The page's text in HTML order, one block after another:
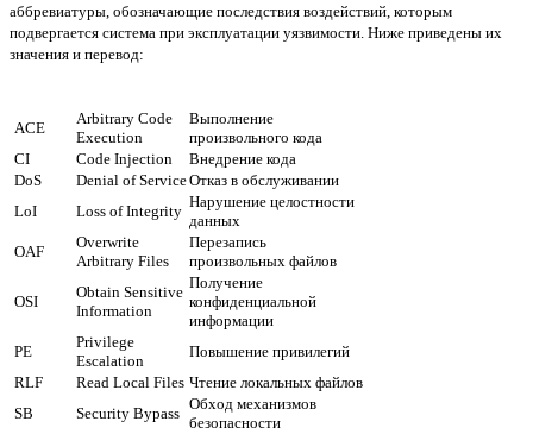
аббревиатуры, обозначающие последствия воздействий, которым
подвергается система при эксплуатации уязвимости. Ниже приведены их
значения и перевод:
ACE
Arbitrary Code
Execution
Выполнение
произвольного кода
CI
Code Injection
Внедрение кода
DoS
Denial of ServiceОтказ в обслуживании
LoI
Loss of Integrity
Нарушение целостности
данных
OAF
Overwrite
Arbitrary Files
Перезапись
произвольных файлов
OSI
Obtain Sensitive
Information
Получение
конфиденциальной
информации
PE
Privilege
Escalation
Повышение привилегий
RLF
Read Local Files Чтение локальных файлов
SB
Security Bypass
Обход механизмов
безопасности